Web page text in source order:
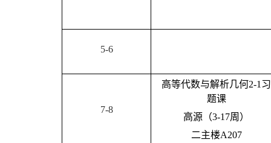
5-6
7-8
高等代数与解析几何2-1 习
题课
高源 （3-17周 ）
二主楼A207